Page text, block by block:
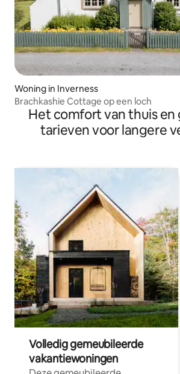
Woning in Inverness
Brachkashie Cottage op een loch
Het comfort van thuis
tarieven voor langere
Volledig gemeubileerde
vakantiewoningen